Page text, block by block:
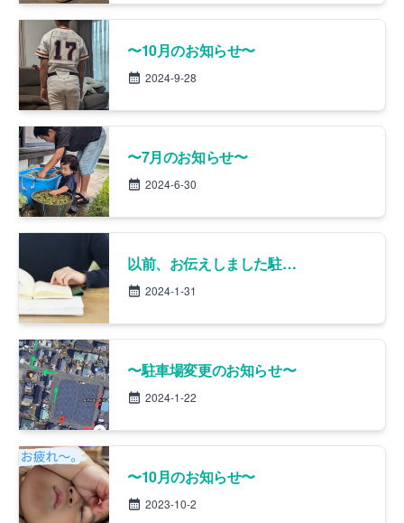
〜10月のお知らせ〜
2024-9-28
〜7月のお知らせ〜
2024-6-30
以前、お伝えしました駐車場変更の件ですが、作業がほぼ終わりましたので、いつも通り治療院前の駐車場に停めていただいて大丈夫です！
2024-1-31
〜駐車場変更のお知らせ〜
2024-1-22
〜10月のお知らせ〜
2023-10-2